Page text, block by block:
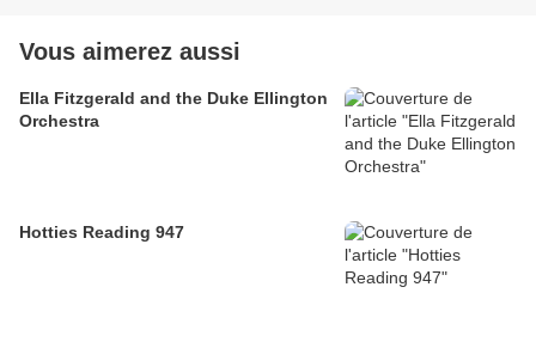
Vous aimerez aussi
Ella Fitzgerald and the Duke Ellington
Orchestra
Hotties Reading 947